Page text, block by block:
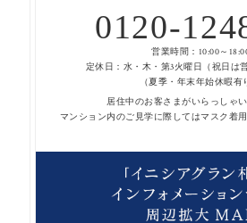
0120-
営業時間：10:00～
定休日：水・木・第3火曜日（祝日は
（夏季・年末年始休暇有
居住中のお客さまがいらっしゃい
マンション内のご見学に際してはマスク着